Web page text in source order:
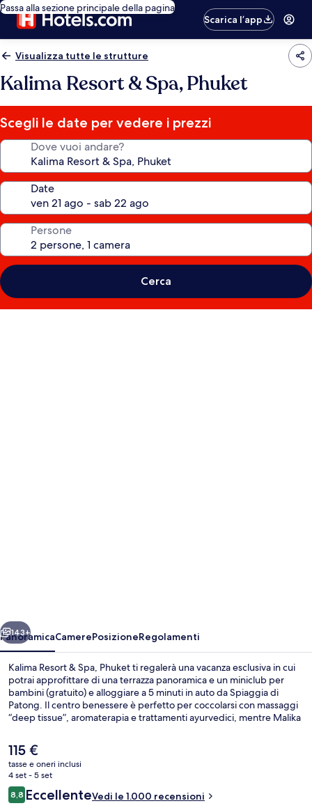
Passa alla sezione principale della pagina
Scarica l’app
Visualizza tutte le strutture
Kalima Resort & Spa, Phuket
Scegli le date per vedere i prezzi
Dove vuoi andare?
Date
Persone
Cerca
Avanti
143+
PanoramicaCamerePosizioneRegolamenti
Kalima Resort & Spa, Phuket ti regalerà una vacanza esclusiva in cui
potrai approfittare di una terrazza panoramica e un miniclub per
bambini (gratuito) e alloggiare a 5 minuti in auto da Spiaggia di
Patong. Il centro benessere è perfetto per coccolarsi con massaggi
“deep tissue”, aromaterapia e trattamenti ayurvedici, mentre Malika
questo resort di lusso sono 2 piscine all'aperto, un bar a bordo
piscina e una sauna. Gli ospiti apprezzano molto il personale gentile
e le condizioni generali.
Il
prezzo
attuale
è
115 €
115 €
tasse e oneri inclusi
4 set - 5 set
Recensioni
8,88,8 su 10
EccellenteVedi le 1.000 recensioni